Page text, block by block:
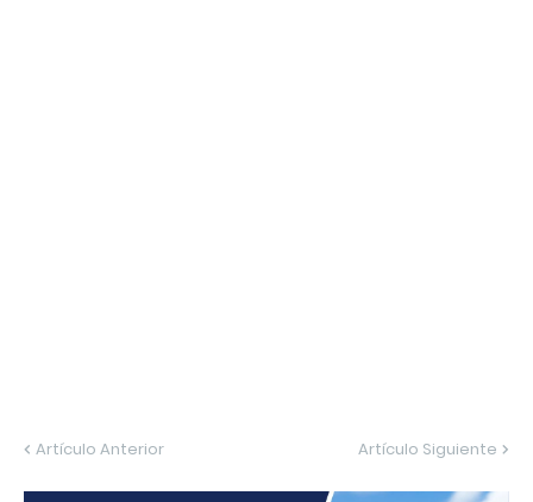
Artículo Anterior Artículo Siguiente